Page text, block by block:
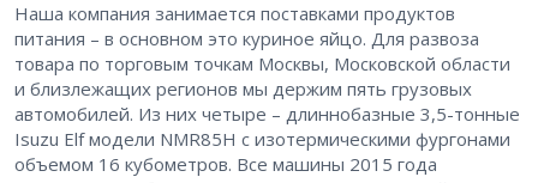
Наша компания занимается поставками продуктов
питания – в основном это куриное яйцо. Для развоза
товара по торговым точкам Москвы, Московской области
и близлежащих регионов мы держим пять грузовых
автомобилей. Из них четыре – длиннобазные 3,5-тонные
Isuzu Elf модели NMR85H c изотермическими фургонами
объемом 16 кубометров. Все машины 2015 года